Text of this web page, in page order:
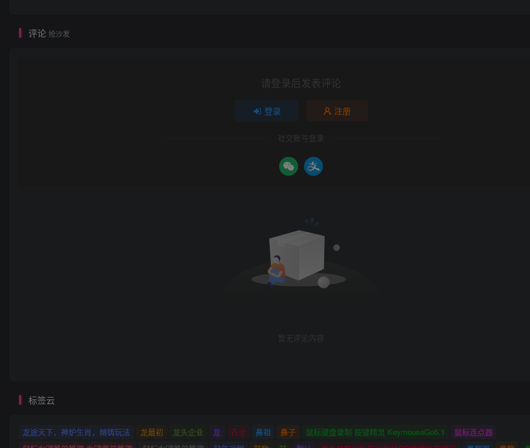
评论 抢沙发
请登录后发表评论
登录 注册
社交账号登录
暂无评论内容
标签云
龙途天下，神炉生肖，熔铸玩法 龙最初 龙头企业 龙 齐全 鼻祖 鼻子 鼠标键盘录制 按键精灵 KeymouseGo5.1
鼠标连点器